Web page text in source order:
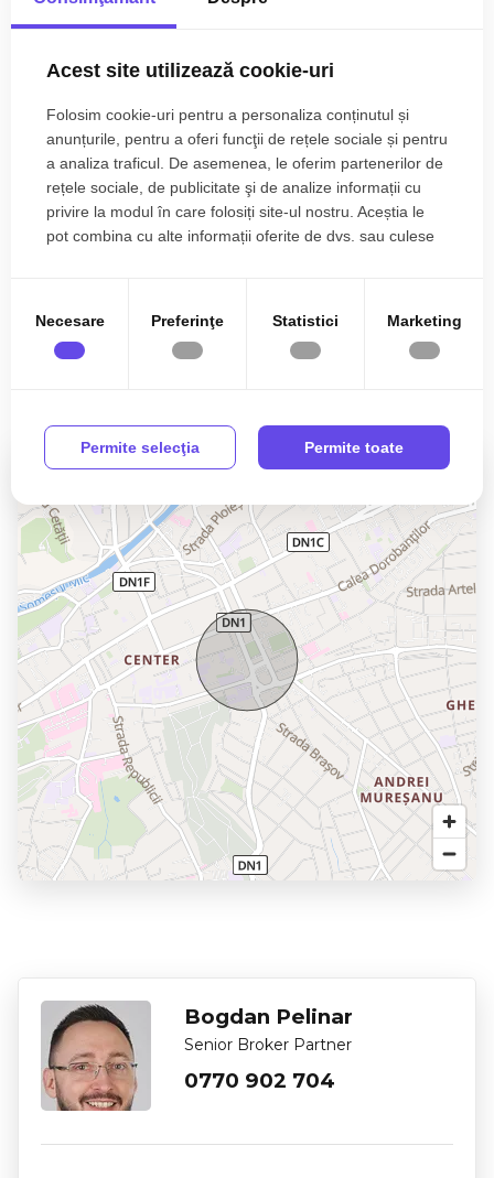
La pretul afisat se adauga 19% TVA sau taxare inversa daca
Acces internet
Telefon
Centrala imobil
Incalzire pardoseala
Izolatie Exterior
Nemobilat
Lift
Bogdan Pelinar
Senior Broker Partner
0770 902 704
Acest site utilizează cookie-uri
Folosim cookie-uri pentru a personaliza conținutul și
anunțurile, pentru a oferi funcţii de rețele sociale și pentru
a analiza traficul. De asemenea, le oferim partenerilor de
rețele sociale, de publicitate şi de analize informații cu
privire la modul în care folosiți site-ul nostru. Aceștia le
pot combina cu alte informații oferite de dvs. sau culese
Necesare Preferinţe Statistici Marketing
Permite selecţia Permite toate